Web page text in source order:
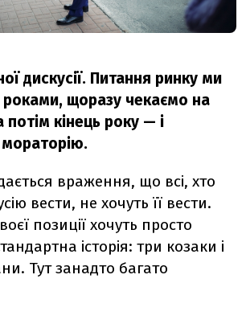
дискусії. Питання ринку ми
щоразу чекаємо на
кінець року — і
враження, що всі, хто
вести, не хочуть її вести.
позиції хочуть просто
історія: три козаки і
Тут занадто багато